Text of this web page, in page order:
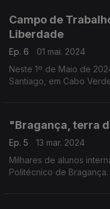
Campo de
Liberdade
Ep. 6
01 mai. 2024
Neste 1º de Maio de
Santiago, em Cabo
"Bragança, terra
Ep. 5
13 mar. 2024
Milhares de alunos
Politécnico de